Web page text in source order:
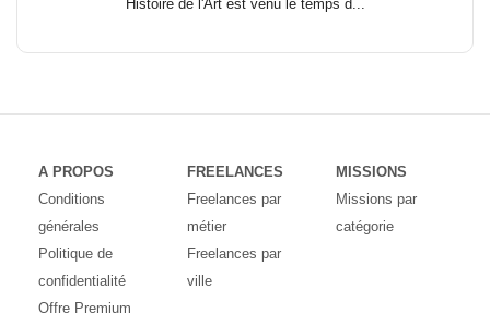
Histoire de l'Art est venu le temps d...
A PROPOS
Conditions
générales
Politique de
confidentialité
Offre Premium
FREELANCES
Freelances par
métier
Freelances par
ville
MISSIONS
Missions par
catégorie